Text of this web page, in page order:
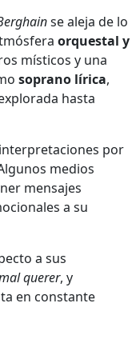
se aleja de lo
orquestal y
místicos y una
soprano lírica,
hasta
por
medios
mensajes
a su
a sus
querer, y
en constante